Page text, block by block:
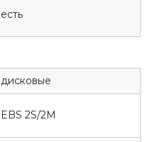
есть
дисковые
EBS 2S/2M